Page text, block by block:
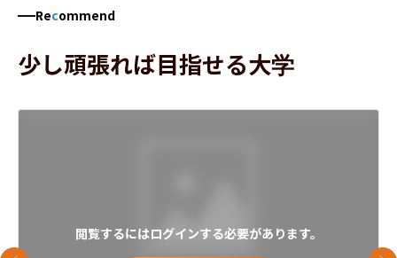
Recommend
少し頑張れば目指せる大学
閲覧するにはログインする必要があります。